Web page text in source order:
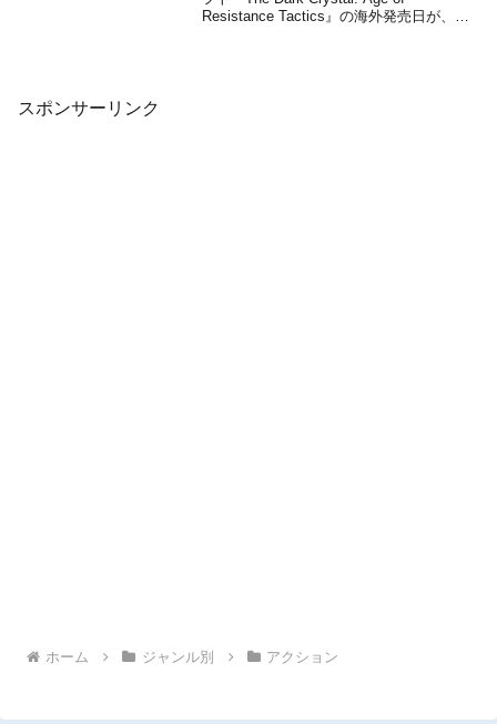
Resistance Tactics』の海外発売日が、
スポンサーリンク
ホーム ジャンル別 アクション